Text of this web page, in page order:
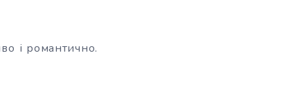
і романтично.